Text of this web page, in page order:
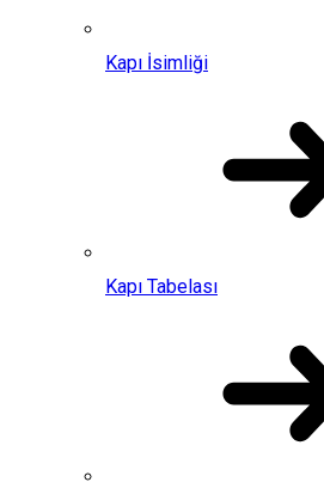
Kapı İsimliği
Kapı Tabelası